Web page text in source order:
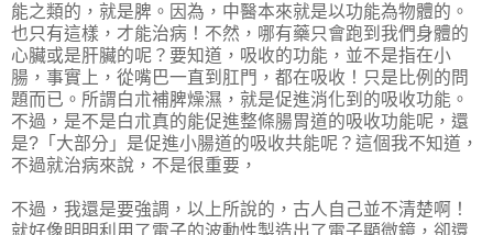
能之類的，就是脾。因為，中醫本來就是以功能為物體的。
也只有這樣，才能治病！不然，哪有藥只會跑到我們身體的
心臟或是肝臟的呢？要知道，吸收的功能，並不是指在小
腸，事實上，從嘴巴一直到肛門，都在吸收！只是比例的問
題而已。所謂白朮補脾燥濕，就是促進消化到的吸收功能。
不過，是不是白朮真的能促進整條腸胃道的吸收功能呢，還
是?「大部分」是促進小腸道的吸收共能呢？這個我不知道，
不過就治病來說，不是很重要，
不過，我還是要強調，以上所說的，古人自己並不清楚啊！
就好像明明利用了電子的波動性製造出了電子顯微鏡，卻還